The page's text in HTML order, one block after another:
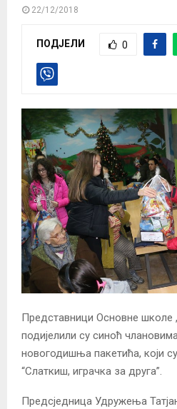
22/12/2018
ПОДЈЕЛИ 0
Представници Основне школе
подијелили су синоћ
новогодишња пакетића, који
“Слаткиш, играчка за друга”.
Предсједница Удружења